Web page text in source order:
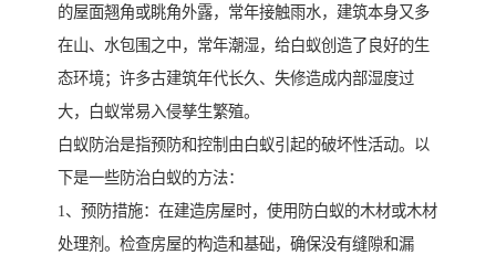
的屋面翘角或眺角外露，常年接触雨水，建筑本身又多
在山、水包围之中，常年潮湿，给白蚁创造了良好的生
态环境；许多古建筑年代长久、失修造成内部湿度过
大，白蚁常易入侵孳生繁殖。
白蚁防治是指预防和控制由白蚁引起的破坏性活动。以
下是一些防治白蚁的方法：
1、预防措施：在建造房屋时，使用防白蚁的木材或木材
处理剂。检查房屋的构造和基础，确保没有缝隙和漏